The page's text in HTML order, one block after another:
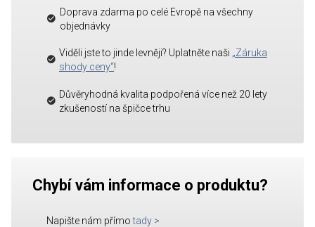
Doprava zdarma po celé Evropě na všechny
objednávky
Viděli jste to jinde levněji? Uplatněte naši „Záruka
shody ceny“!
Důvěryhodná kvalita podpořená více než 20 lety
zkušeností na špičce trhu
Chybí vám informace o produktu?
Napište nám přímo tady >